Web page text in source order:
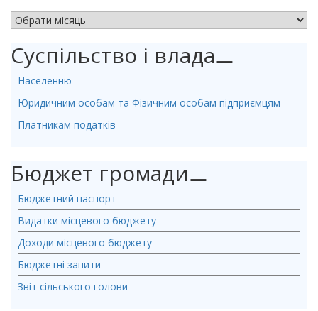
Суспільство і влада⚊
Населенню
Юридичним особам та Фізичним особам підприємцям
Платникам податків
Бюджет громади⚊
Бюджетний паспорт
Видатки місцевого бюджету
Доходи місцевого бюджету
Бюджетні запити
Звіт сільського голови